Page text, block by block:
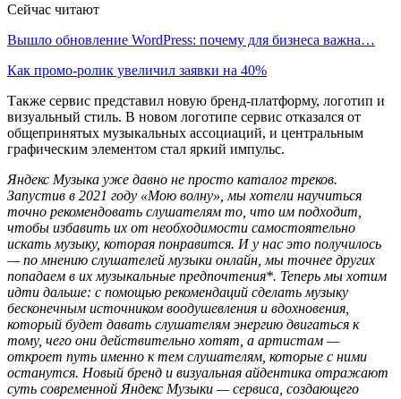
Сейчас читают
Вышло обновление WordPress: почему для бизнеса важна…
Как промо-ролик увеличил заявки на 40%
Также сервис представил новую бренд-платформу, логотип и
визуальный стиль. В новом логотипе сервис отказался от
общепринятых музыкальных ассоциаций, и центральным
графическим элементом стал яркий импульс.
Яндекс Музыка уже давно не просто каталог треков.
Запустив в 2021 году «Мою волну», мы хотели научиться
точно рекомендовать слушателям то, что им подходит,
чтобы избавить их от необходимости самостоятельно
искать музыку, которая понравится. И у нас это получилось
— по мнению слушателей музыки онлайн, мы точнее других
попадаем в их музыкальные предпочтения*. Теперь мы хотим
идти дальше: с помощью рекомендаций сделать музыку
бесконечным источником воодушевления и вдохновения,
который будет давать слушателям энергию двигаться к
тому, чего они действительно хотят, а артистам —
откроет путь именно к тем слушателям, которые с ними
останутся. Новый бренд и визуальная айдентика отражают
суть современной Яндекс Музыки — сервиса, создающего